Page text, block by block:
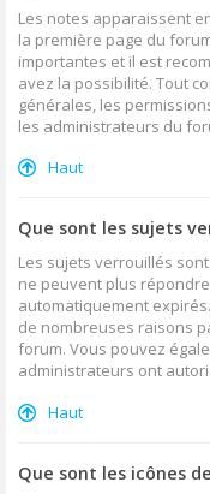
Les notes apparaissent
la première page du
importantes et il est
avez la possibilité. Tout
générales, les
les administrateurs du
Haut
Que sont les sujets
Les sujets verrouillés
ne peuvent plus
automatiquement
de nombreuses raisons
forum. Vous pouvez
administrateurs ont
Haut
Que sont les icônes